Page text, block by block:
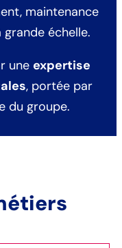
maintenance
échelle.
une expertise
, portée par
du groupe.